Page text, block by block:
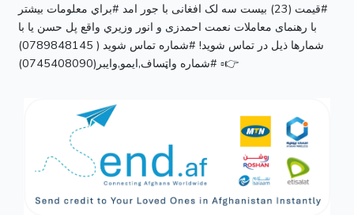
#قیمت (23) بیست سه لک افغانی با جور امد #براي معلومات بيشتر
با رهنمای معاملات نعمت احمدزی و انور وزیري واقع پل حسن يا با
شمارها ذيل در تماس شويد! #شماره تماس شوید ( 0789848145)
👉▫ #شماره واټساف,ايمو,وايبر(0745408090)